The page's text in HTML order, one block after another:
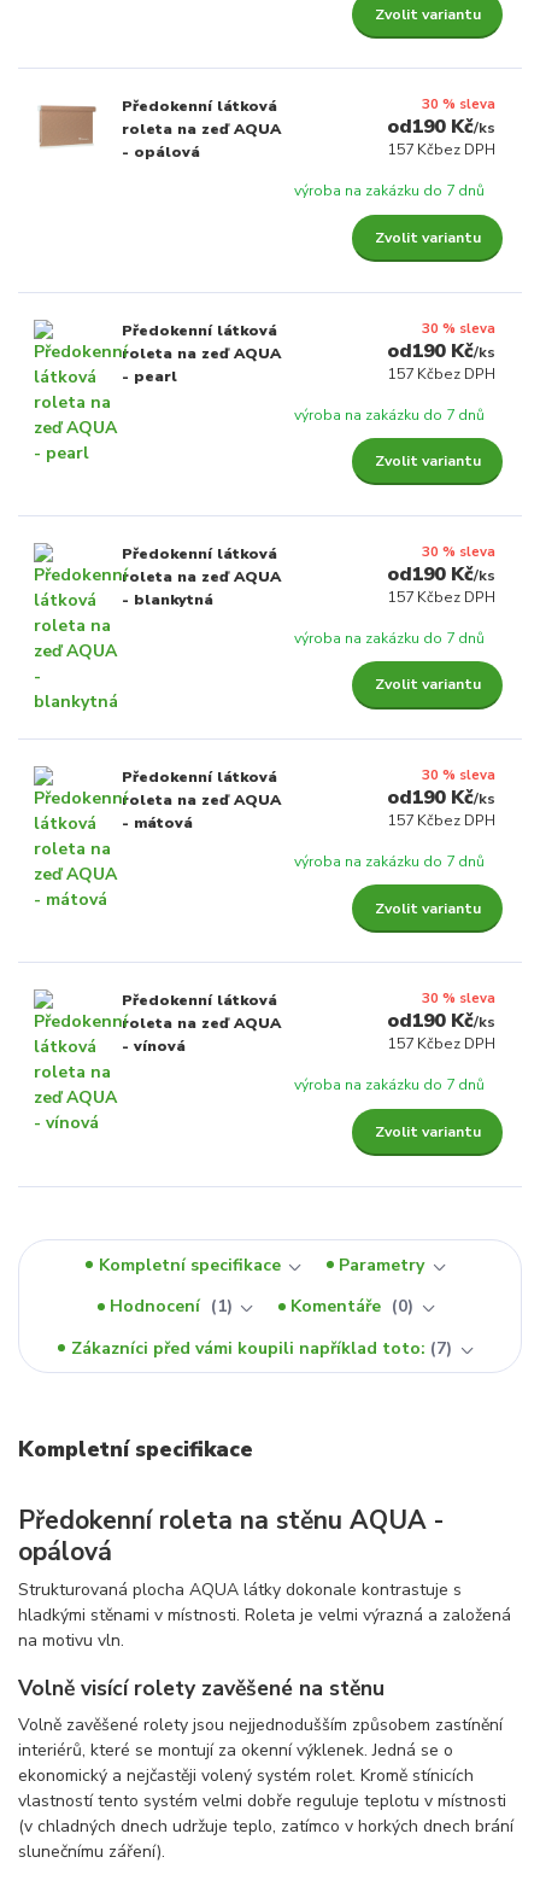
Zvolit variantu
Předokenní látková
roleta na zeď AQUA
- opálová
30 % sleva
190 Kč/ks
157 Kčbez DPH
výroba na zakázku do 7 dnů
Zvolit variantu
Předokenní látková
roleta na zeď AQUA
- pearl
30 % sleva
190 Kč/ks
157 Kčbez DPH
výroba na zakázku do 7 dnů
Zvolit variantu
Předokenní látková
roleta na zeď AQUA
- blankytná
30 % sleva
190 Kč/ks
157 Kčbez DPH
výroba na zakázku do 7 dnů
Zvolit variantu
Předokenní látková
roleta na zeď AQUA
- mátová
30 % sleva
190 Kč/ks
157 Kčbez DPH
výroba na zakázku do 7 dnů
Zvolit variantu
Předokenní látková
roleta na zeď AQUA
- vínová
30 % sleva
190 Kč/ks
157 Kčbez DPH
výroba na zakázku do 7 dnů
Zvolit variantu
Kompletní specifikace
Parametry
Hodnocení
1 Komentáře
0
Zákazníci před vámi koupili například toto: 7
Kompletní specifikace
Předokenní roleta na stěnu AQUA -
opálová
Strukturovaná plocha AQUA látky dokonale kontrastuje s
hladkými stěnami v místnosti. Roleta je velmi výrazná a založená
na motivu vln.
Volně visící rolety zavěšené na stěnu
Volně zavěšené rolety jsou nejjednodušším způsobem zastínění
interiérů, které se montují za okenní výklenek. Jedná se o
ekonomický a nejčastěji volený systém rolet. Kromě stínicích
vlastností tento systém velmi dobře reguluje teplotu v místnosti
(v chladných dnech udržuje teplo, zatímco v horkých dnech brání
slunečnímu záření).